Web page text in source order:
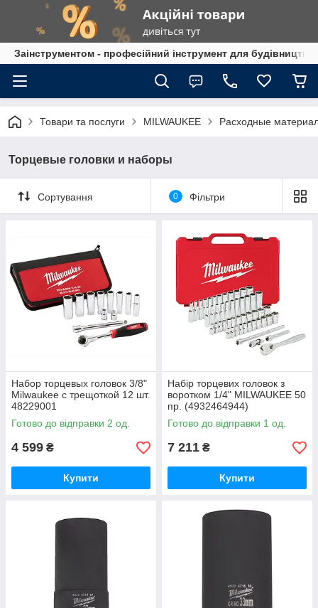
Заінструментом - професійний інструмент для
Товари та послуги MILWAUKEE Расходные
Торцевые головки и наборы
Сортування 0 Фільтри
Набор торцевых головок 3/8"
Milwaukee с трещоткой 12 шт.
48229001
Готово до відправки 2 од.
4 599 ₴
Купити
Набір торцевих головок з
воротком 1/4" MILWAUKEE 50
пр. (4932464944)
Готово до відправки 1 од.
7 211 ₴
Купити